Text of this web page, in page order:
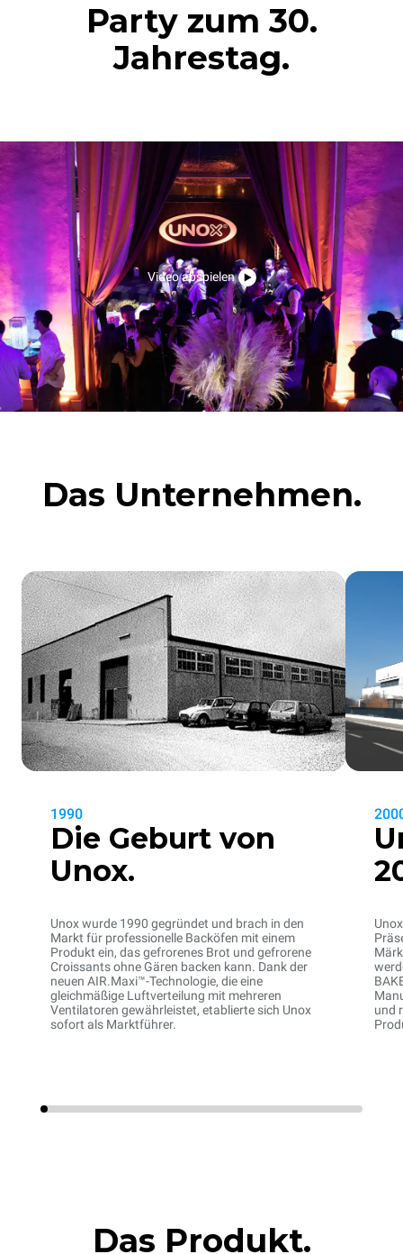
Party zum 30.
Jahrestag.
Video abspielen
Das Unternehmen.
1990
Die Geburt von
Unox.
Unox wurde 1990 gegründet und brach in den
Markt für professionelle Backöfen mit einem
Produkt ein, das gefrorenes Brot und gefrorene
Croissants ohne Gären backen kann. Dank der
neuen AIR.Maxi™-Technologie, die eine
gleichmäßige Luftverteilung mit mehreren
Ventilatoren gewährleistet, etablierte sich Unox
sofort als Marktführer.
und
Das Produkt.